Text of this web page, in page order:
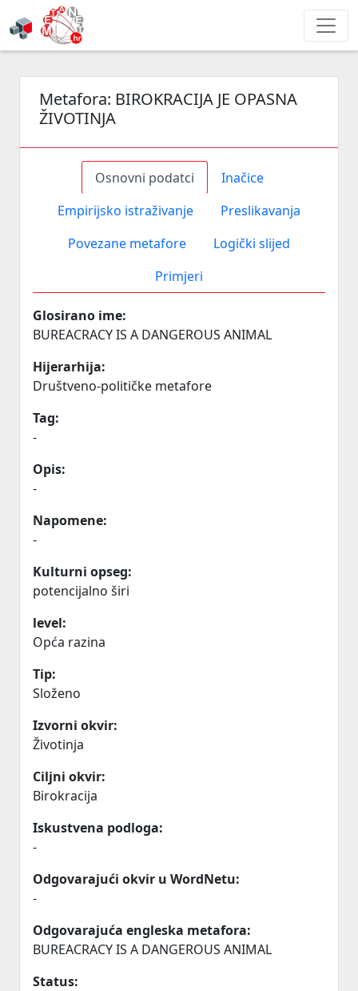
Metafora: BIROKRACIJA JE OPASNA
ŽIVOTINJA
Osnovni podatci
Inačice
Empirijsko istraživanje
Preslikavanja
Povezane metafore
Logički slijed
Primjeri
Glosirano ime:
BUREACRACY IS A DANGEROUS ANIMAL
Hijerarhija:
Društveno-političke metafore
Tag:
-
Opis:
-
Napomene:
-
Kulturni opseg:
potencijalno širi
level:
Opća razina
Tip:
Složeno
Izvorni okvir:
Životinja
Ciljni okvir:
Birokracija
Iskustvena podloga:
-
Odgovarajući okvir u WordNetu:
-
Odgovarajuća engleska metafora:
BUREACRACY IS A DANGEROUS ANIMAL
Status: